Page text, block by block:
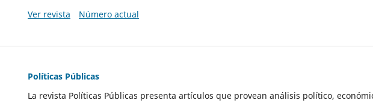
Ver revista
Número actual
Políticas Públicas
La revista Políticas Públicas presenta artículos que provean análisis político,